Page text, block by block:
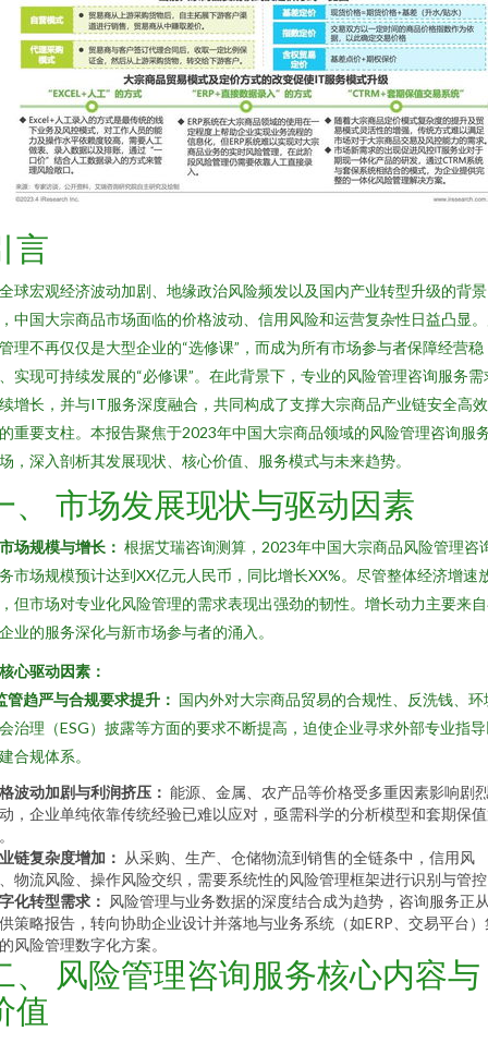
言
球宏观经济波动加剧、地缘政治风险频发以及国内产业转型升级的背景
中国大宗商品市场面临的价格波动、信用风险和运营复杂性日益凸显
理不再仅仅是大型企业的“选修课”，而成为所有市场参与者保障经营稳
实现可持续发展的“必修课”。在此背景下，专业的风险管理咨询服务需
增长，并与IT服务深度融合，共同构成了支撑大宗商品产业链安全高
重要支柱。本报告聚焦于2023年中国大宗商品领域的风险管理咨询服
，深入剖析其发展现状、核心价值、服务模式与未来趋势。
、 市场发展现状与驱动因素
场规模与增长： 根据艾瑞咨询测算，2023年中国大宗商品风险管理咨
市场规模预计达到XX亿元人民币，同比增长XX%。尽管整体经济增速
但市场对专业化风险管理的需求表现出强劲的韧性。增长动力主要来
业的服务深化与新市场参与者的涌入。
心驱动因素：
管趋严与合规要求提升： 国内外对大宗商品贸易的合规性、反洗钱、环
治理（ESG）披露等方面的要求不断提高，迫使企业寻求外部专业指
合规体系。
波动加剧与利润挤压： 能源、金属、农产品等价格受多重因素影响剧
，企业单纯依靠传统经验已难以应对，亟需科学的分析模型和套期保
链复杂度增加： 从采购、生产、仓储物流到销售的全链条中，信用风
物流风险、操作风险交织，需要系统性的风险管理框架进行识别与管
化转型需求： 风险管理与业务数据的深度结合成为趋势，咨询服务正
策略报告，转向协助企业设计并落地与业务系统（如ERP、交易平台）
风险管理数字化方案。
、 风险管理咨询服务核心内容与
值